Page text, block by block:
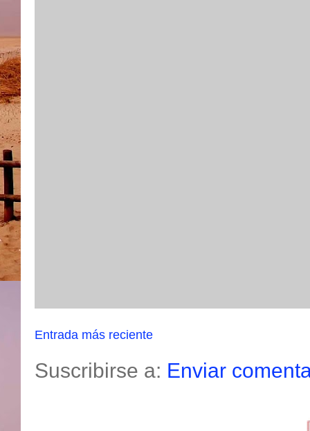
Entrada más reciente
Suscribirse a: Enviar